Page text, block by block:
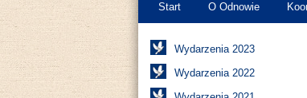
Start O Odnowie
Wydarzenia 2023
Wydarzenia 2022